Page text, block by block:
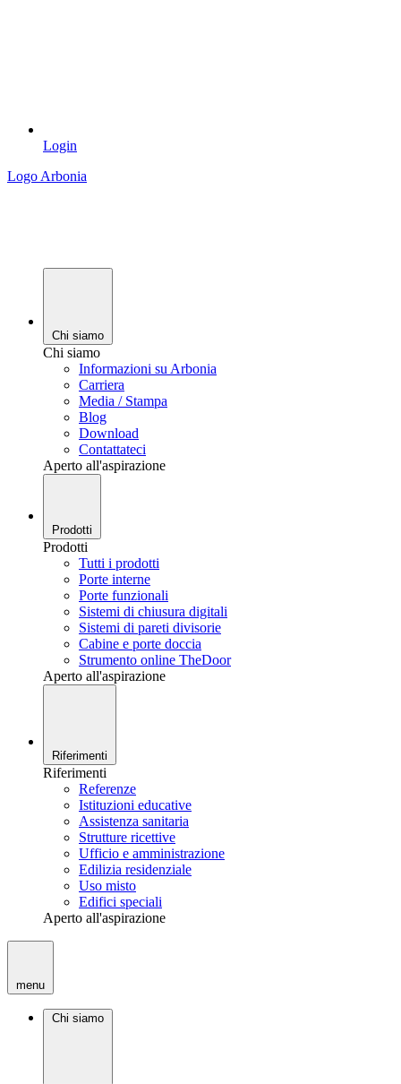
Login
Logo Arbonia
Chi siamo
Chi siamo
Informazioni su Arbonia
Carriera
Media / Stampa
Blog
Download
Contattateci
Aperto all'aspirazione
Prodotti
Prodotti
Tutti i prodotti
Porte interne
Porte funzionali
Sistemi di chiusura digitali
Sistemi di pareti divisorie
Cabine e porte doccia
Strumento online TheDoor
Aperto all'aspirazione
Riferimenti
Riferimenti
Referenze
Istituzioni educative
Assistenza sanitaria
Strutture ricettive
Ufficio e amministrazione
Edilizia residenziale
Uso misto
Edifici speciali
Aperto all'aspirazione
menu
Chi siamo